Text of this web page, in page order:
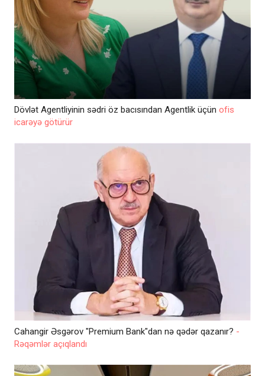
Dövlət Agentliyinin sədri öz bacısından Agentlik üçün ofis
icarəyə götürür
Cahangir Əsgərov "Premium Bank"dan nə qədər qazanır? -
Rəqəmlər açıqlandı